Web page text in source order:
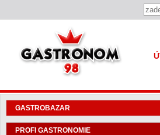
GASTROBAZAR
PROFI GASTRONOMIE